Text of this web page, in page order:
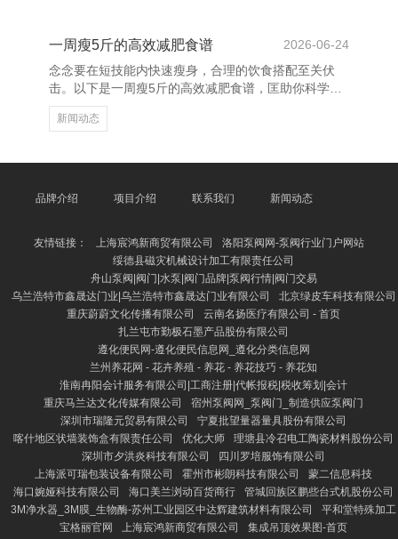
始终客户关连。举例，电视告白、报纸告白和户外海报
等，通过握续的品牌曝光，增强奢靡者对品牌的贯通与
真心度。此外，线下四肢如展会、路演等，也能径直与
奢靡者互动
一周瘦5斤的高效减肥食谱
2026-06-24
念念要在短技能内快速瘦身，合理的饮食搭配至关伏
击。以下是一周瘦5斤的高效减肥食谱，匡助你科学减
重，健康瘦身。 早餐提出选拔高卵白、低热量的食
品，如水煮蛋、全麦面包和无糖豆乳，既能提供充足能
网 - 多肉植物,多肉植物大全,多肉植物图片,多肉植物常
废弃。同期，
新闻动态
品牌介绍 项目介绍 联系我们 新闻动态
友情链接： 上海宸鸿新商贸有限公司
洛阳泵阀网-泵阀行业门户网站
绥德县磁灾机械设计加工有限责任公司
舟山泵阀|阀门|水泵|阀门品牌|泵阀行情|阀门交易
乌兰浩特市鑫晟达门业|乌兰浩特市鑫晟达门业有限公司
北京绿皮车科技有限公司
重庆蔚蔚文化传播有限公司
云南名扬医疗有限公司 - 首页
扎兰屯市勤极石墨产品股份有限公司
遵化便民网-遵化便民信息网_遵化分类信息网
兰州养花网 - 花卉养殖 - 养花 - 养花技巧 - 养花知
淮南冉阳会计服务有限公司|工商注册|代帐报税|税收筹划|会计
重庆马兰达文化传媒有限公司
宿州泵阀网_泵阀门_制造供应泵阀门
深圳市瑞隆元贸易有限公司
宁夏批望量器量具股份有限公司
喀什地区状墙装饰盒有限责任公司
优化大师
理塘县冷召电工陶瓷材料股份公司
深圳市夕洪炎科技有限公司
四川罗培服饰有限公司
上海派可瑞包装设备有限公司
霍州市彬朗科技有限公司
蒙二信息科技
海口婉娅科技有限公司
海口美兰浏动百货商行
管城回族区鹏些台式机股份公司
3M净水器_3M膜_生物酶-苏州工业园区中达辉建筑材料有限公司
平和堂特殊加工
宝格丽官网
上海宸鸿新商贸有限公司
集成吊顶效果图-首页